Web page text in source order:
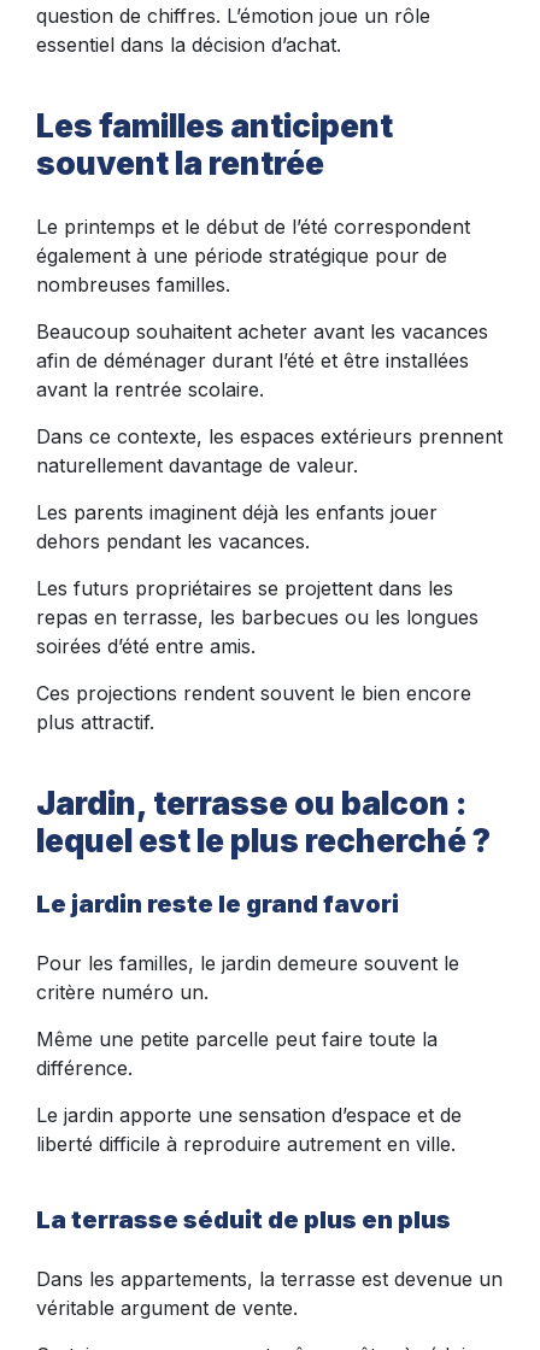
question de chiffres. L’émotion joue un rôle
essentiel dans la décision d’achat.
Les familles anticipent
souvent la rentrée
Le printemps et le début de l’été correspondent
également à une période stratégique pour de
nombreuses familles.
Beaucoup souhaitent acheter avant les vacances
afin de déménager durant l’été et être installées
avant la rentrée scolaire.
Dans ce contexte, les espaces extérieurs prennent
naturellement davantage de valeur.
Les parents imaginent déjà les enfants jouer
dehors pendant les vacances.
Les futurs propriétaires se projettent dans les
repas en terrasse, les barbecues ou les longues
soirées d’été entre amis.
Ces projections rendent souvent le bien encore
plus attractif.
Jardin, terrasse ou balcon :
lequel est le plus recherché ?
Le jardin reste le grand favori
Pour les familles, le jardin demeure souvent le
critère numéro un.
Même une petite parcelle peut faire toute la
différence.
Le jardin apporte une sensation d’espace et de
liberté difficile à reproduire autrement en ville.
La terrasse séduit de plus en plus
Dans les appartements, la terrasse est devenue un
véritable argument de vente.